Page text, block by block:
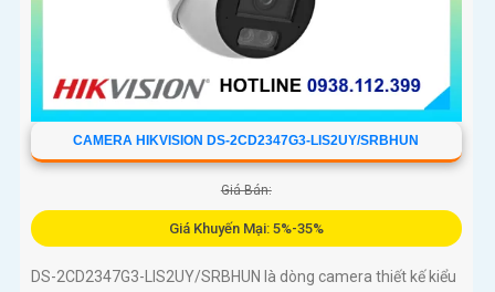
CAMERA HIKVISION DS-2CD2347G3-LIS2UY/SRBHUN
Giá Bán:
Giá Khuyến Mại: 5%-35%
DS-2CD2347G3-LIS2UY/SRBHUN là dòng camera thiết kế kiểu